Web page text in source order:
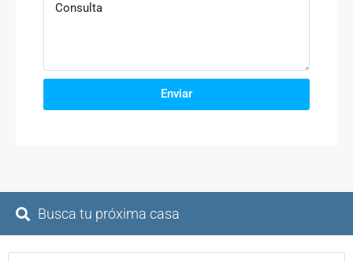
Enviar
Busca tu próxima casa